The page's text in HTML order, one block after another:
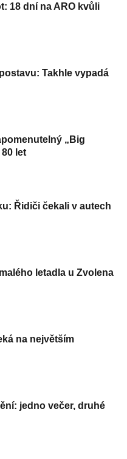
18 dní na ARO kvůli
Takhle vypadá
„Big
let
Řidiči čekali v autech
letadla u Zvolena
na největším
jedno večer, druhé